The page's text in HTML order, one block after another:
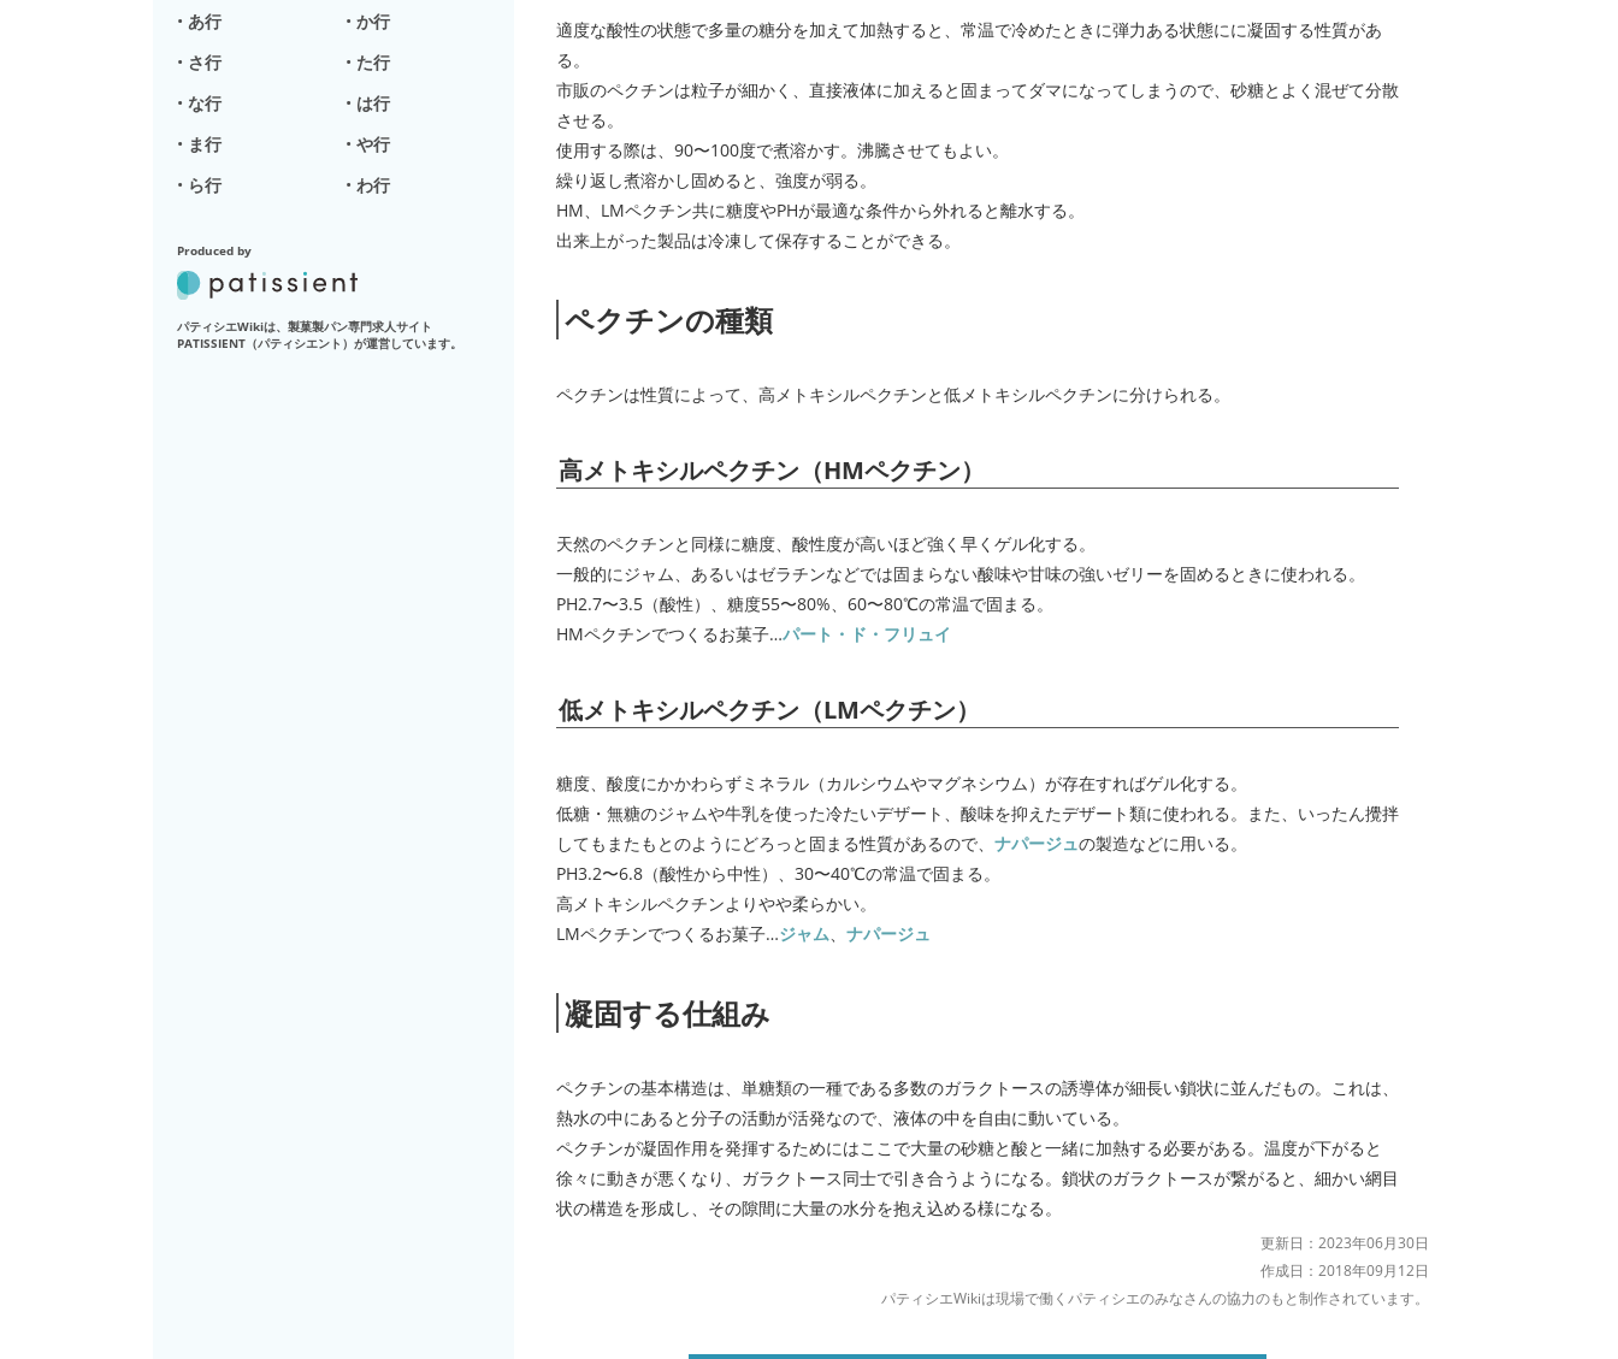
• あ行 • か行
• さ行 • た行
• な行 • は行
• ま行 • や行
• ら行 • わ行
Produced by
パティシエWikiは、製菓製パン専門求人サイト
PATISSIENT（パティシエント）が運営しています。
適度な酸性の状態で多量の糖分を加えて加熱すると、常温で冷めたときに弾力ある状態にに凝固する性質があ
る。
市販のペクチンは粒子が細かく、直接液体に加えると固まってダマになってしまうので、砂糖とよく混ぜて分散
させる。
使用する際は、90〜100度で煮溶かす。沸騰させてもよい。
繰り返し煮溶かし固めると、強度が弱る。
HM、LMペクチン共に糖度やPHが最適な条件から外れると離水する。
出来上がった製品は冷凍して保存することができる。
ペクチンの種類
ペクチンは性質によって、高メトキシルペクチンと低メトキシルペクチンに分けられる。
高メトキシルペクチン（HMペクチン）
天然のペクチンと同様に糖度、酸性度が高いほど強く早くゲル化する。
一般的にジャム、あるいはゼラチンなどでは固まらない酸味や甘味の強いゼリーを固めるときに使われる。
PH2.7〜3.5（酸性）、糖度55〜80%、60〜80℃の常温で固まる。
HMペクチンでつくるお菓子…パート・ド・フリュイ
低メトキシルペクチン（LMペクチン）
糖度、酸度にかかわらずミネラル（カルシウムやマグネシウム）が存在すればゲル化する。
低糖・無糖のジャムや牛乳を使った冷たいデザート、酸味を抑えたデザート類に使われる。また、いったん攪拌
してもまたもとのようにどろっと固まる性質があるので、 ナパージュの製造などに用いる。
PH3.2〜6.8（酸性から中性）、30〜40℃の常温で固まる。
高メトキシルペクチンよりやや柔らかい。
LMペクチンでつくるお菓子…ジャム ナパージュ
凝固する仕組み
ペクチンの基本構造は、単糖類の一種である多数のガラクトースの誘導体が細長い鎖状に並んだもの。これは、
熱水の中にあると分子の活動が活発なので、液体の中を自由に動いている。
ペクチンが凝固作用を発揮するためにはここで大量の砂糖と酸と一緒に加熱する必要がある。温度が下がると
徐々に動きが悪くなり、ガラクトース同士で引き合うようになる。鎖状のガラクトースが繋がると、細かい網目
状の構造を形成し、その隙間に大量の水分を抱え込める様になる。
更新日：2023年06月30日
作成日：2018年09月12日
パティシエWikiは現場で働くパティシエのみなさんの協力のもと制作されています。